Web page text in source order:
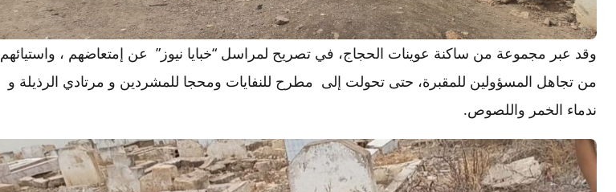
وقد عبر مجموعة من ساكنة عوينات الحجاج، في تصريح لمراسل “خبايا نيوز” عن إمتعاضهم ، واستيائهم
من تجاهل المسؤولين للمقبرة، حتى تحولت إلى مطرح للنفايات ومحجا للمشردين و مرتادي الرذيلة و
ندماء الخمر واللصوص.